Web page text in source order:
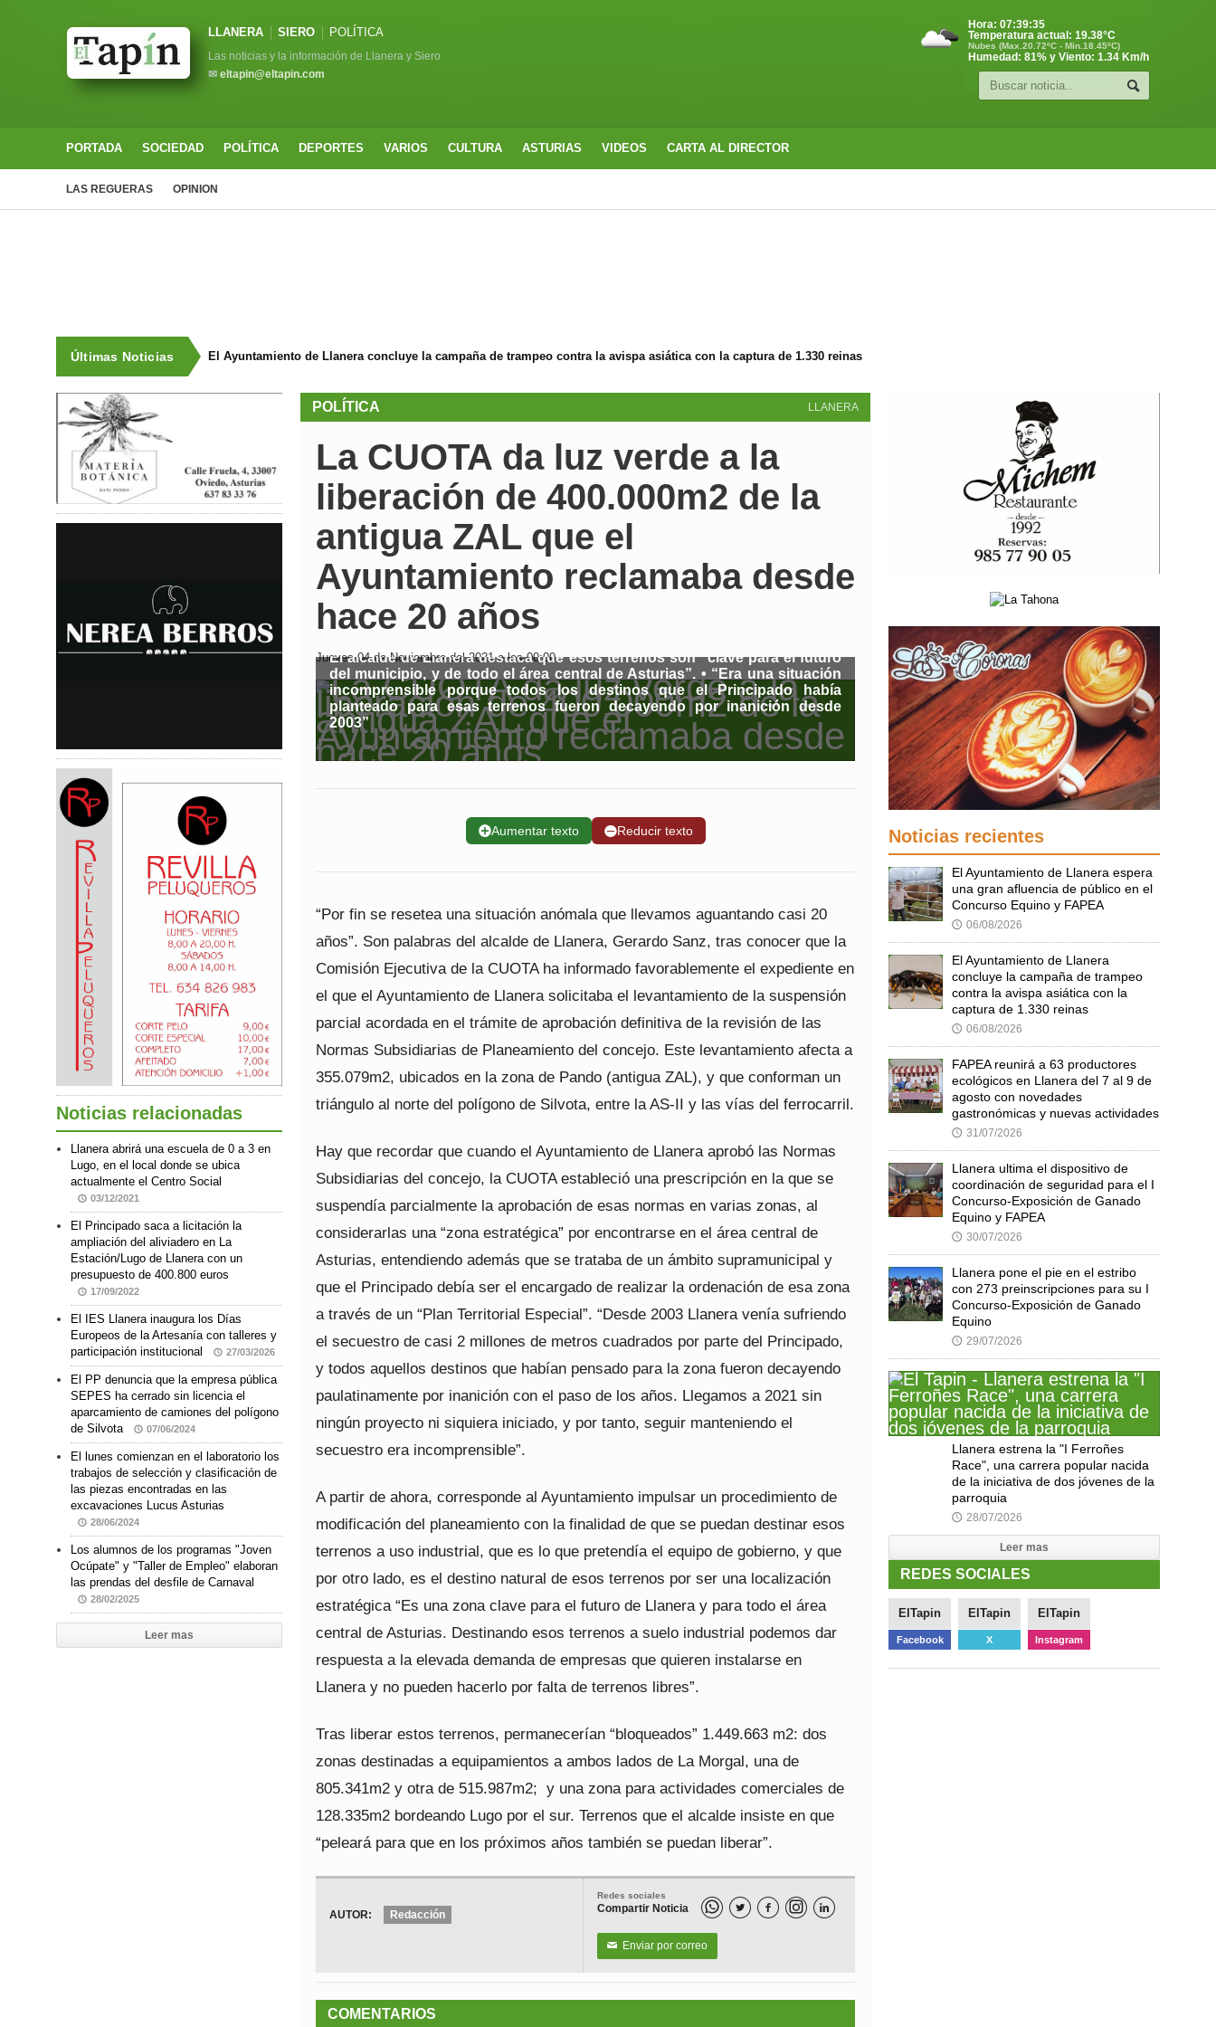
LLANERA SIERO POLÍTICA
Las noticias y la información de Llanera y Siero
✉ eltapin@eltapin.com
Hora: 07:39:36
Temperatura actual: 19.38°C
Nubes (Max.20.72ºC - Min.18.45ºC)
Humedad: 81% y Viento: 1.34 Km/h
PORTADA SOCIEDAD POLÍTICA DEPORTES VARIOS CULTURA ASTURIAS VIDEOS CARTA AL DIRECTOR
LAS REGUERAS OPINION
Últimas Noticias El Ayuntamiento de Llanera concluye la campaña de trampeo contra la avispa asiática con la captura de 1.330 reinas
LLANERA
POLÍTICA
La CUOTA da luz verde a la
liberación de 400.000m2 de la
antigua ZAL que el
Ayuntamiento reclamaba desde
hace 20 años
Jueves 04 de Noviembre del 2021 a las 00:00
El alcalde de Llanera destaca que esos terrenos son “clave para el futuro
del municipio, y de todo el área central de Asturias”. • “Era una situación
incomprensible porque todos los destinos que el Principado había
planteado para esas terrenos fueron decayendo por inanición desde
2003”
➕Aumentar texto ➖Reducir texto
“Por fin se resetea una situación anómala que llevamos aguantando casi 20
años”. Son palabras del alcalde de Llanera, Gerardo Sanz, tras conocer que la
Comisión Ejecutiva de la CUOTA ha informado favorablemente el expediente en
el que el Ayuntamiento de Llanera solicitaba el levantamiento de la suspensión
parcial acordada en el trámite de aprobación definitiva de la revisión de las
Normas Subsidiarias de Planeamiento del concejo. Este levantamiento afecta a
355.079m2, ubicados en la zona de Pando (antigua ZAL), y que conforman un
triángulo al norte del polígono de Silvota, entre la AS-II y las vías del ferrocarril.
Hay que recordar que cuando el Ayuntamiento de Llanera aprobó las Normas
Subsidiarias del concejo, la CUOTA estableció una prescripción en la que se
suspendía parcialmente la aprobación de esas normas en varias zonas, al
considerarlas una “zona estratégica” por encontrarse en el área central de
Asturias, entendiendo además que se trataba de un ámbito supramunicipal y
que el Principado debía ser el encargado de realizar la ordenación de esa zona
a través de un “Plan Territorial Especial”. “Desde 2003 Llanera venía sufriendo
el secuestro de casi 2 millones de metros cuadrados por parte del Principado,
y todos aquellos destinos que habían pensado para la zona fueron decayendo
paulatinamente por inanición con el paso de los años. Llegamos a 2021 sin
ningún proyecto ni siquiera iniciado, y por tanto, seguir manteniendo el
secuestro era incomprensible”.
A partir de ahora, corresponde al Ayuntamiento impulsar un procedimiento de
modificación del planeamiento con la finalidad de que se puedan destinar esos
terrenos a uso industrial, que es lo que pretendía el equipo de gobierno, y que
por otro lado, es el destino natural de esos terrenos por ser una localización
estratégica “Es una zona clave para el futuro de Llanera y para todo el área
central de Asturias. Destinando esos terrenos a suelo industrial podemos dar
respuesta a la elevada demanda de empresas que quieren instalarse en
Llanera y no pueden hacerlo por falta de terrenos libres”.
Tras liberar estos terrenos, permanecerían “bloqueados” 1.449.663 m2: dos
zonas destinadas a equipamientos a ambos lados de La Morgal, una de
805.341m2 y otra de 515.987m2; y una zona para actividades comerciales de
128.335m2 bordeando Lugo por el sur. Terrenos que el alcalde insiste en que
“peleará para que en los próximos años también se puedan liberar”.
Redes sociales
Compartir Noticia   
✉ Enviar por correo
AUTOR: Redacción
COMENTARIOS
Noticias relacionadas
Llanera abrirá una escuela de 0 a 3 en
Lugo, en el local donde se ubica
actualmente el Centro Social
03/12/2021
El Principado saca a licitación la
ampliación del aliviadero en La
Estación/Lugo de Llanera con un
presupuesto de 400.800 euros
17/09/2022
El IES Llanera inaugura los Días
Europeos de la Artesanía con talleres y
participación institucional
27/03/2026
El PP denuncia que la empresa pública
SEPES ha cerrado sin licencia el
aparcamiento de camiones del polígono
de Silvota
07/06/2024
El lunes comienzan en el laboratorio los
trabajos de selección y clasificación de
las piezas encontradas en las
excavaciones Lucus Asturias
28/06/2024
Los alumnos de los programas "Joven
Ocúpate" y "Taller de Empleo" elaboran
las prendas del desfile de Carnaval
28/02/2025
Leer mas
Noticias recientes
El Ayuntamiento de Llanera espera
una gran afluencia de público en el
Concurso Equino y FAPEA
🕔 06/08/2026
El Ayuntamiento de Llanera
concluye la campaña de trampeo
contra la avispa asiática con la
captura de 1.330 reinas
🕔 06/08/2026
FAPEA reunirá a 63 productores
ecológicos en Llanera del 7 al 9 de
agosto con novedades
gastronómicas y nuevas actividades
🕔 31/07/2026
Llanera ultima el dispositivo de
coordinación de seguridad para el I
Concurso-Exposición de Ganado
Equino y FAPEA
🕔 30/07/2026
Llanera pone el pie en el estribo
con 273 preinscripciones para su I
Concurso-Exposición de Ganado
Equino
🕔 29/07/2026
Llanera estrena la "I Ferroñes
Race", una carrera popular nacida
de la iniciativa de dos jóvenes de la
parroquia
🕔 28/07/2026
Leer mas
REDES SOCIALES
ElTapin
Facebook
ElTapin
X
ElTapin
Instagram